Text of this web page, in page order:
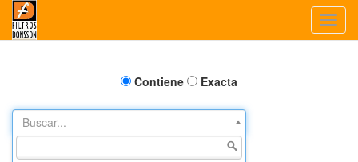
Contiene Exacta
Buscar...